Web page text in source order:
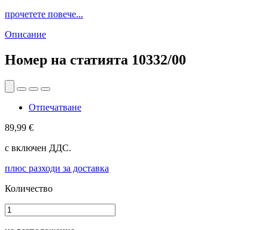
прочетете повече...
Описание
Номер на статията 10332/00
Отпечатване
89,99 €
с включен ДДС.
плюс разходи за доставка
Количество